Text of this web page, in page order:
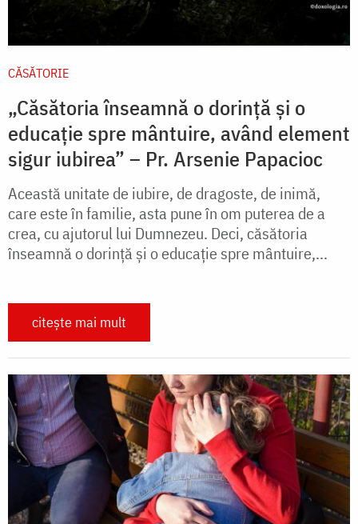
CĂSĂTORIE
„Căsătoria înseamnă o dorință și o
educație spre mântuire, având element
sigur iubirea” – Pr. Arsenie Papacioc
Această unitate de iubire, de dragoste, de inimă,
care este în familie, asta pune în om puterea de a
crea, cu ajutorul lui Dumnezeu. Deci, căsătoria
înseamnă o dorință și o educație spre mântuire,...
citește mai mult